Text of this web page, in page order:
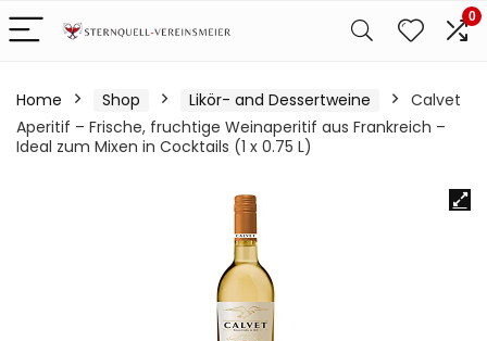
0
Home Shop Likör- and Dessertweine
Calvet
Aperitif – Frische, fruchtige Weinaperitif aus Frankreich –
Ideal zum Mixen in Cocktails (1 x 0.75 L)